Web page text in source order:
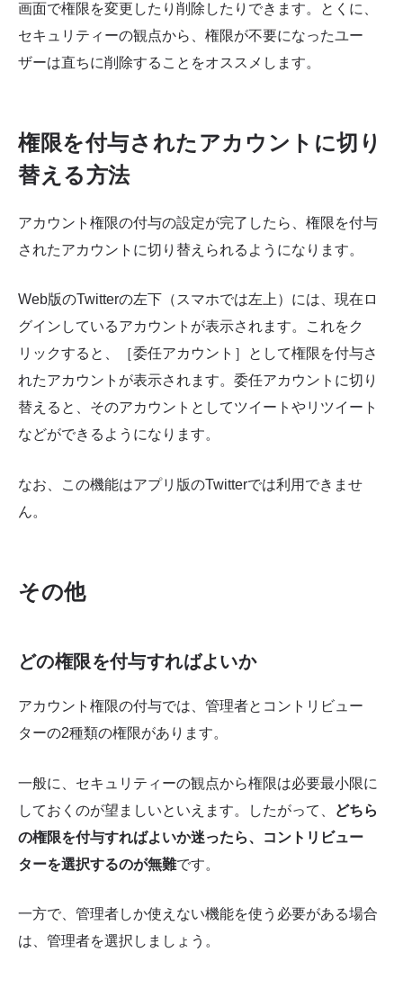
画面で権限を変更したり削除したりできます。とくに、
セキュリティーの観点から、権限が不要になったユー
ザーは直ちに削除することをオススメします。
権限を付与されたアカウントに切り
替える方法
アカウント権限の付与の設定が完了したら、権限を付与
されたアカウントに切り替えられるようになります。
Web版のTwitterの左下（スマホでは左上）には、現在ロ
グインしているアカウントが表示されます。これをク
リックすると、［委任アカウント］として権限を付与さ
れたアカウントが表示されます。委任アカウントに切り
替えると、そのアカウントとしてツイートやリツイート
などができるようになります。
なお、この機能はアプリ版のTwitterでは利用できませ
ん。
その他
どの権限を付与すればよいか
アカウント権限の付与では、管理者とコントリビュー
ターの2種類の権限があります。
一般に、セキュリティーの観点から権限は必要最小限に
しておくのが望ましいといえます。したがって、
どちら
の権限を付与すればよいか迷ったら、コントリビュー
ターを選択するのが無難です。
一方で、管理者しか使えない機能を使う必要がある場合
は、管理者を選択しましょう。